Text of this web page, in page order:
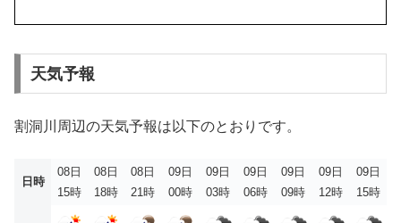
天気予報
割洞川周辺の天気予報は以下のとおりです。
日時
08日
15時
08日
18時
08日
21時
09日
00時
09日
03時
09日
06時
09日
09時
09日
12時
09日
15時